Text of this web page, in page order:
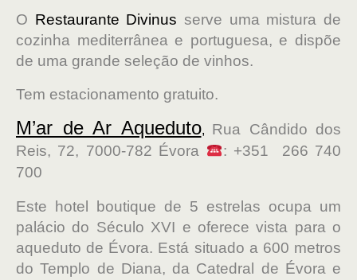
O Restaurante Divinus serve uma mistura de
cozinha mediterrânea e portuguesa, e dispõe
de uma grande seleção de vinhos.
Tem estacionamento gratuito.
M’ar de Ar Aqueduto,
Rua Cândido dos
Reis, 72, 7000-782 Évora
: +351 266 740
700
Este hotel boutique de 5 estrelas ocupa um
palácio do Século XVI e oferece vista para o
aqueduto de Évora. Está situado a 600 metros
do Templo de Diana, da Catedral de Évora e